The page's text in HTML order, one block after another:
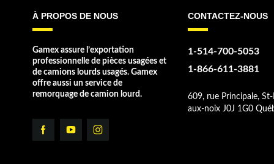
À PROPOS DE NOUS
Gamex assure l’exportation
professionnelle de pièces usagées et
de camions lourds usagés. Gamex
offre aussi un service de
remorquage de camion lourd.
CONTACTEZ-NOUS
1-514-700-5053
1-866-611-3881
609, rue Principale,
aux-noix J0J 1G0